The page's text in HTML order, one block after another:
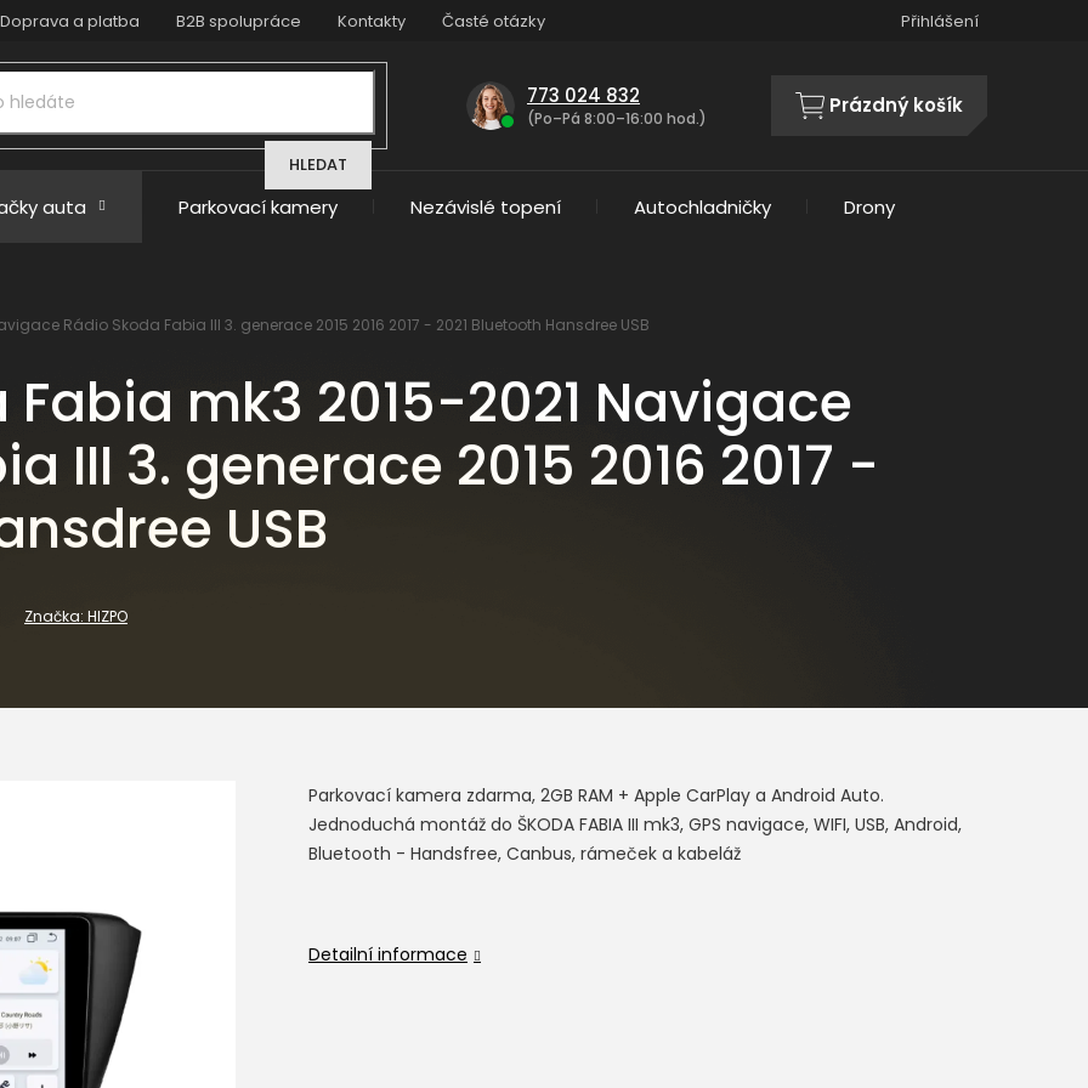
Doprava a platba B2B spolupráce Kontakty Časté otázky Přihlášení
HLEDAT
773 024 832
(Po–Pá 8:00–16:00 hod.)
NÁKUPNÍ
Prázdný košík
auta Parkovací kamery Nezávislé topení Autochladničky Drony
Rádio Skoda Fabia III 3. generace 2015 2016 2017 - 2021 Bluetooth Hansdree USB
mk3 2015-2021 Navigace
III 3. generace 2015 2016 2017 -
USB
Značka: HIZPO
Parkovací kamera zdarma, 2GB RAM + Apple CarPlay a Android Auto.
Jednoduchá montáž do ŠKODA FABIA III mk3, GPS navigace, WIFI, USB, Android,
Bluetooth - Handsfree, Canbus, rámeček a kabeláž
Detailní informace